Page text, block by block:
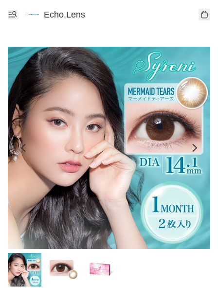
Echo.Lens